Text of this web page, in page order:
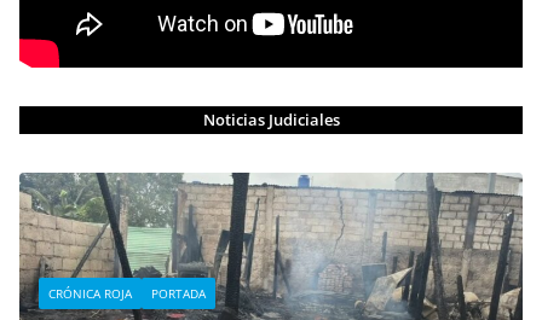
Noticias Judiciales
CRÓNICA ROJA PORTADA